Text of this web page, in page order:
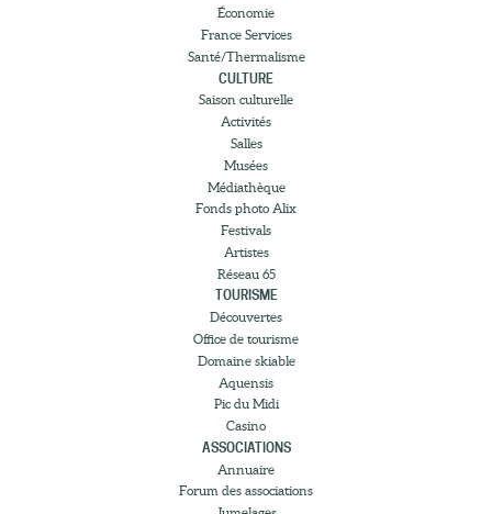
Économie
France Services
Santé/Thermalisme
CULTURE
Saison culturelle
Activités
Salles
Musées
Médiathèque
Fonds photo Alix
Festivals
Artistes
Réseau 65
TOURISME
Découvertes
Office de tourisme
Domaine skiable
Aquensis
Pic du Midi
Casino
ASSOCIATIONS
Annuaire
Forum des associations